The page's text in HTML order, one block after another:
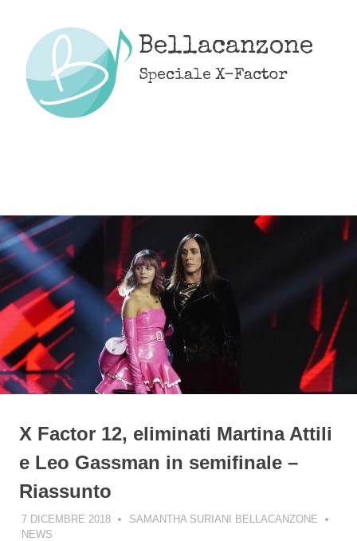
content
Bellacanzone
Speciale X-Factor
X Factor 12, eliminati Martina Attili
e Leo Gassman in semifinale –
Riassunto
7 DICEMBRE 2018
SAMANTHA SURIANI BELLACANZONE
NEWS